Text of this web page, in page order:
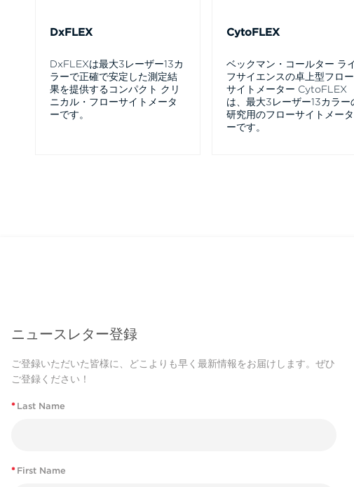
DxFLEX
DxFLEXは最大3レーザー13カ
ラーで正確で安定した測定結
果を提供するコンパクト クリ
ニカル・フローサイトメータ
ーです。
CytoFLEX
ベックマン・コールター ラ
フサイエンスの卓上型フロー
サイトメーター CytoFLEX
は、最大3レーザー13カラー
研究用のフローサイトメータ
ーです。
ニュースレター登録
ご登録いただいた皆様に、どこよりも早く最新情報をお届けします。ぜひ
ご登録ください！
* Last Name
* First Name